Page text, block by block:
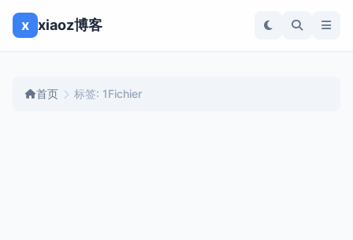
x xiaoz博客
首页 标签: 1Fichier